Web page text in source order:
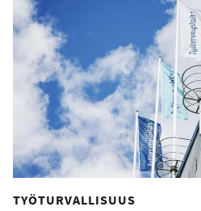
TYÖTURVALLISUUS